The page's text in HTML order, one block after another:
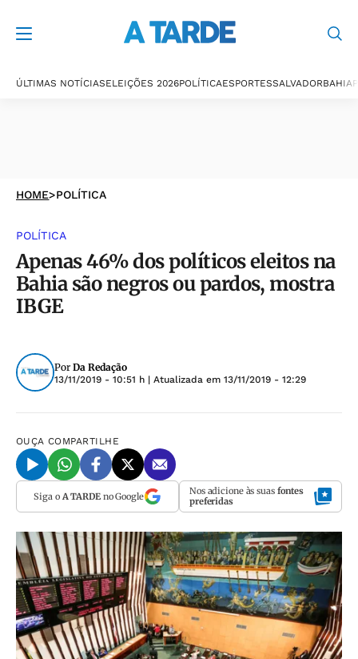
ÚLTIMAS NOTÍCIASELEIÇÕES 2026POLÍTICAESPORTESSALVADORBAHIA
HOME>POLÍTICA
POLÍTICA
Apenas 46% dos políticos eleitos na
Bahia são negros ou pardos, mostra
IBGE
Por Da Redação
13/11/2019 - 10:51 h | Atualizada em 13/11/2019 - 12:29
OUÇA COMPARTILHE
Siga o A TARDEno Google Nos adicione às suas fontes
preferidas